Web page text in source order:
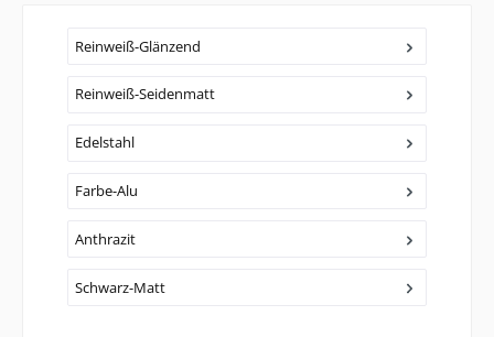
Reinweiß-Glänzend
Reinweiß-Seidenmatt
Edelstahl
Farbe-Alu
Anthrazit
Schwarz-Matt